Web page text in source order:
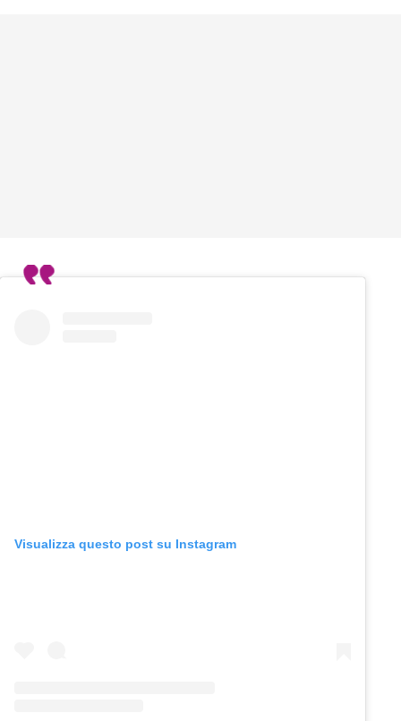
Visualizza questo post su Instagram